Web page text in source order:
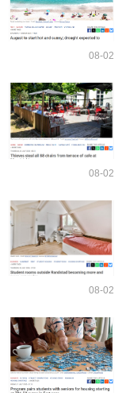
08-02
08-02
08-02